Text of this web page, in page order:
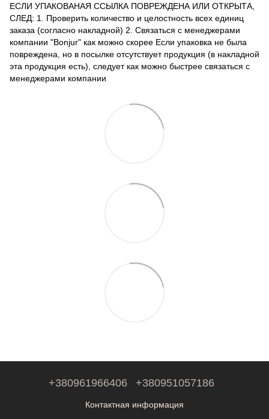
ЕСЛИ УПАКОВАНАЯ ССЫЛКА ПОВРЕЖДЕНА ИЛИ ОТКРЫТА,
СЛЕД: 1. Проверить количество и целостность всех единиц
заказа (согласно накладной) 2. Связаться с менеджерами
компании "Bonjur" как можно скорее Если упаковка не была
повреждена, но в посылке отсутствует продукция (в накладной
эта продукция есть), следует как можно быстрее связаться с
менеджерами компании
+380961966406 +380951057186
Контактная информация